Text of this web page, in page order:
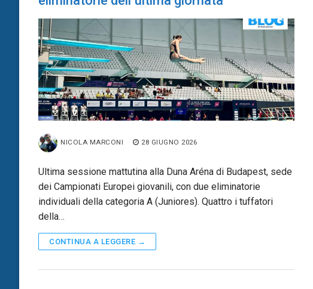
NICOLA MARCONI 28 GIUGNO 2026
Ultima sessione mattutina alla Duna Aréna di Budapest, sede
dei Campionati Europei giovanili, con due eliminatorie
individuali della categoria A (Juniores). Quattro i tuffatori
della…
CONTINUA A LEGGERE →